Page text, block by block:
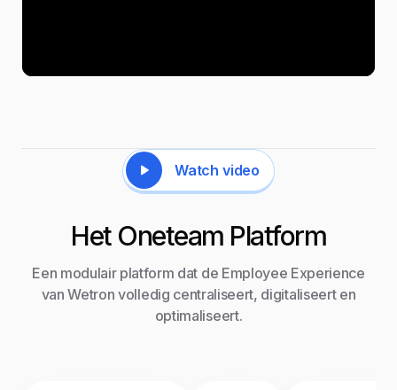
Watch video
Het Oneteam Platform
Een modulair platform dat de Employee Experience
van Wetron volledig centraliseert, digitaliseert en
optimaliseert.